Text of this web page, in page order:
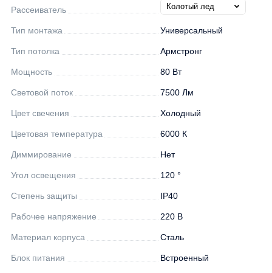
Рассеиватель
Тип монтажа Универсальный
Тип потолка Армстронг
Мощность 80 Вт
Световой поток 7500 Лм
Цвет свечения Холодный
Цветовая температура 6000 К
Диммирование Нет
Угол освещения 120 °
Степень защиты IP40
Рабочее напряжение 220 В
Материал корпуса Сталь
Блок питания Встроенный